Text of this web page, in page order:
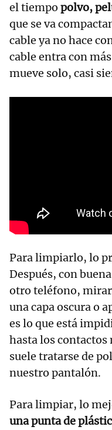
el tiempo polvo,
que se va
cable ya no hace
cable entra con
mueve solo, casi
Para limpiarlo, lo
Después, con
otro teléfono, mirar
una capa oscura o
es lo que está
hasta los
suele tratarse de
nuestro pantalón.
Para limpiar, lo
una punta de